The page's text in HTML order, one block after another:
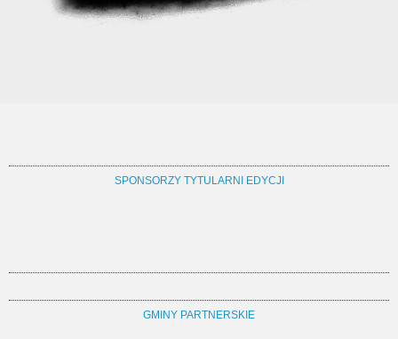
SPONSORZY TYTULARNI EDYCJI
GMINY PARTNERSKIE